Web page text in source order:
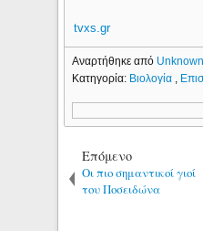
tvxs.gr
Αναρτήθηκε από
Κατηγορία: Βιολογία
Επόμενο
Οι πιο σημαντικοί γιοί
του Ποσειδώνα